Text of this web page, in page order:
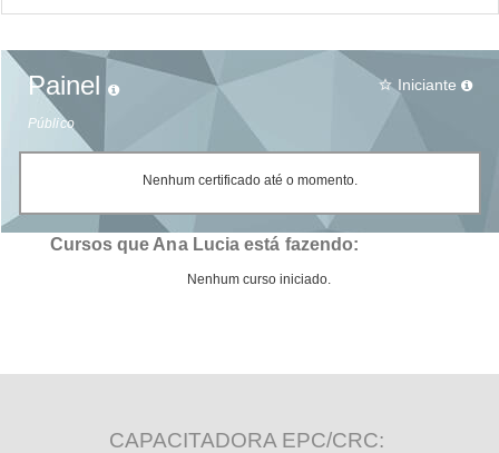
Painel
Público
star_border Iniciante
Nenhum certificado até o momento.
Cursos que Ana Lucia está fazendo:
Nenhum curso iniciado.
CAPACITADORA EPC/CRC: